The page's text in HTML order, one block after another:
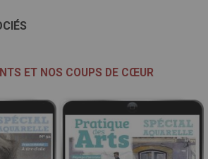
ET NOS COUPS DE CŒUR